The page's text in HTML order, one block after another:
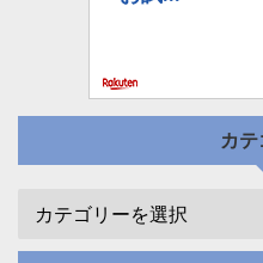
カ